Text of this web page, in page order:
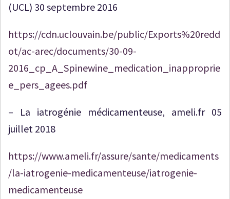
(UCL) 30 septembre 2016
https://cdn.uclouvain.be/public/Exports%20redd
ot/ac-arec/documents/30-09-
2016_cp_A_Spinewine_medication_inapproprie
e_pers_agees.pdf
– La iatrogénie médicamenteuse, ameli.fr 05
juillet 2018
https://www.ameli.fr/assure/sante/medicaments
/la-iatrogenie-medicamenteuse/iatrogenie-
medicamenteuse